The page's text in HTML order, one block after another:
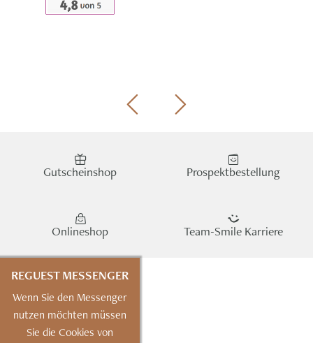
Gutscheinshop Prospektbestellung
Onlineshop Team-Smile Karriere
REGUEST MESSENGER
Wenn Sie den Messenger
nutzen möchten müssen
Sie die Cookies von